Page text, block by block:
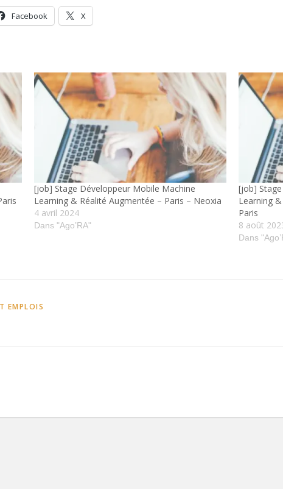
Facebook X
[job] Stage Développeur Mobile Machine
Learning & Réalité Augmentée – Paris – Neoxia
4 avril 2024
Dans "Ago’RA"
[job]
Learning
Paris
8 août
Dans
EMPLOIS